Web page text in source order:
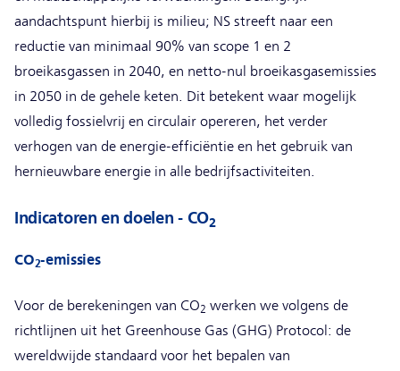
aandachtspunt hierbij is milieu; NS streeft naar een
reductie van minimaal 90% van scope 1 en 2
broeikasgassen in 2040, en netto-nul broeikasgasemissies
in 2050 in de gehele keten. Dit betekent waar mogelijk
volledig fossielvrij en circulair opereren, het verder
verhogen van de energie-efficiëntie en het gebruik van
hernieuwbare energie in alle bedrijfsactiviteiten.
Indicatoren en doelen - CO2
CO2-emissies
Voor de berekeningen van CO2 werken we volgens de
richtlijnen uit het Greenhouse Gas (GHG) Protocol: de
wereldwijde standaard voor het bepalen van